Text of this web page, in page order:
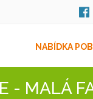
NABÍDKA
- MALÁ